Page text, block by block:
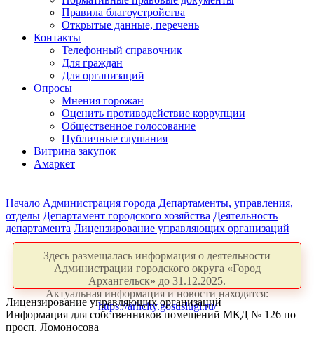
Правила благоустройства
Открытые данные, перечень
Контакты
Телефонный справочник
Для граждан
Для организаций
Опросы
Мнения горожан
Оценить противодействие коррупции
Общественное голосование
Публичные слушания
Витрина закупок
Амаркет
Начало Администрация города Департаменты, управления,
отделы Департамент городского хозяйства Деятельность
департамента Лицензирование управляющих организаций
Здесь размещалась информация о деятельности
Администрации городского округа «Город
Архангельск» до 31.12.2025.
Актуальная информация и новости находятся:
https://arhcity.gosuslugi.ru/
Лицензирование управляющих организаций
Информация для собственников помещений МКД № 126 по
просп. Ломоносова